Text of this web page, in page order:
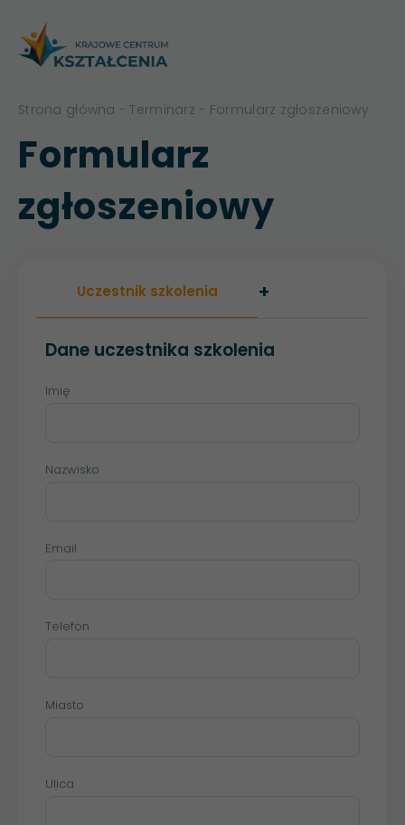
Strona główna -Terminarz - Formularz zgłoszeniowy
Formularz
zgłoszeniowy
Uczestnik szkolenia +
Dane uczestnika szkolenia
Imię
Nazwisko
Email
Telefon
Miasto
Ulica